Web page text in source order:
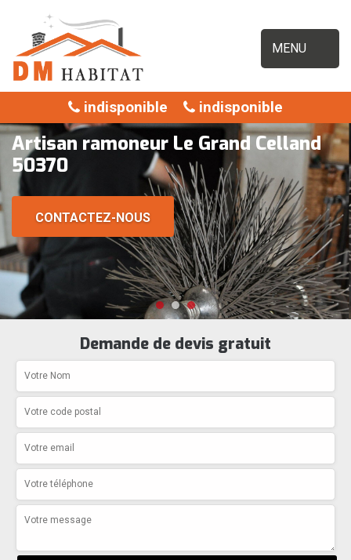
MENU
indisponible indisponible
Artisan ramoneur Le Grand Celland
50370
CONTACTEZ-NOUS
Demande de devis gratuit